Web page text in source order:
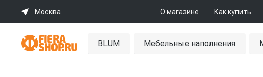
Москва О магазине Как купить
BLUM Мебельные наполнения